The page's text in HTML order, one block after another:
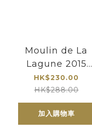
Moulin de La
Lagune 2015
Haut Medoc
HK$230.00
HK$288.00
加入購物車